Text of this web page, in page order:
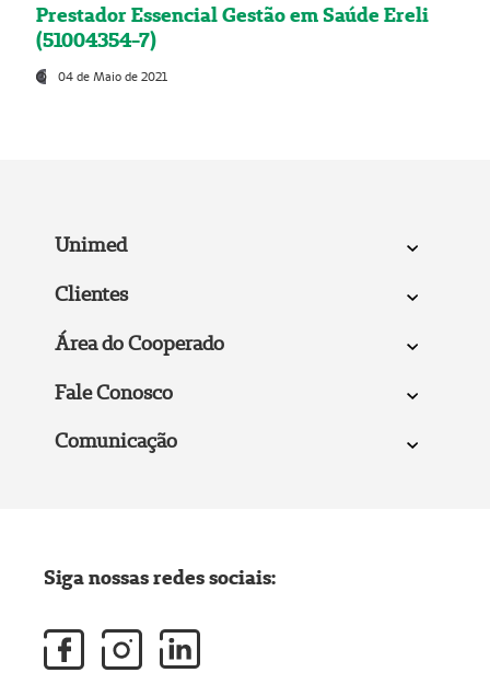
Prestador Essencial Gestão em Saúde Ereli
(51004354-7)
04 de Maio de 2021
Unimed
Clientes
Área do Cooperado
Fale Conosco
Comunicação
Siga nossas redes sociais: